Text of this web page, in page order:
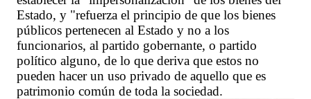
Estado, y "refuerza el principio de que los bienes
públicos pertenecen al Estado y no a los
funcionarios, al partido gobernante, o partido
político alguno, de lo que deriva que estos no
pueden hacer un uso privado de aquello que es
patrimonio común de toda la sociedad.